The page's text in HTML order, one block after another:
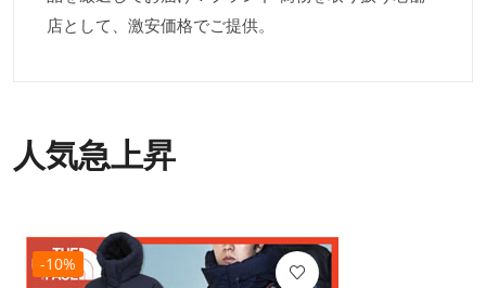
店として、激安価格でご提供。
人気急上昇
-10%